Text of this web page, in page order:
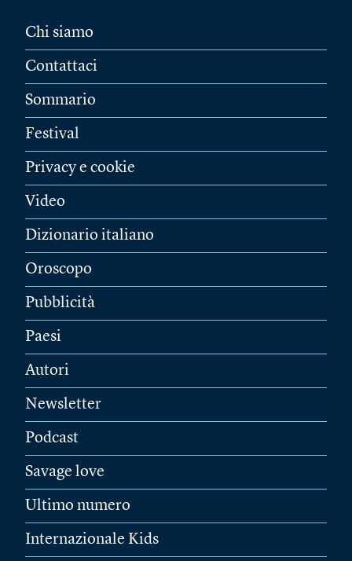
Chi siamo
Contattaci
Sommario
Festival
Privacy e cookie
Video
Dizionario italiano
Oroscopo
Pubblicità
Paesi
Autori
Newsletter
Podcast
Savage love
Ultimo numero
Internazionale Kids